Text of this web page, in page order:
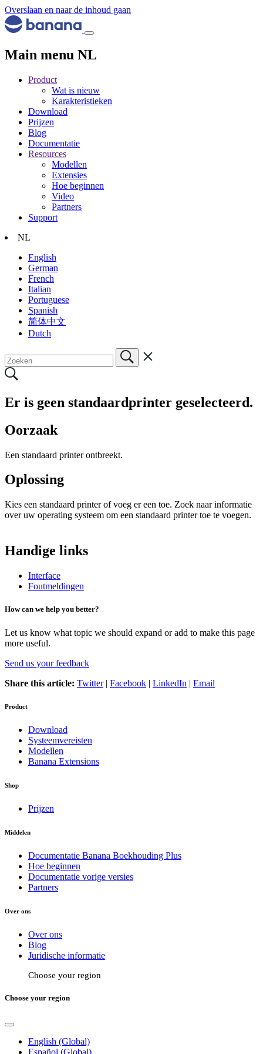
Overslaan en naar de inhoud gaan
Main menu NL
Product
Wat is nieuw
Karakteristieken
Download
Prijzen
Blog
Documentatie
Resources
Modellen
Extensies
Hoe beginnen
Video
Partners
Support
NL
English
German
French
Italian
Portuguese
Spanish
简体中文
Dutch
Er is geen standaardprinter geselecteerd.
Oorzaak
Een standaard printer ontbreekt.
Oplossing
Kies een standaard printer of voeg er een toe. Zoek naar informatie
over uw operating systeem om een standaard printer toe te voegen.
Handige links
Interface
Foutmeldingen
How can we help you better?
Let us know what topic we should expand or add to make this page
more useful.
Send us your feedback
Share this article: Twitter| Facebook | LinkedIn | Email
Product
Download
Systeemvereisten
Modellen
Banana Extensions
Shop
Prijzen
Middelen
Documentatie Banana Boekhouding Plus
Hoe beginnen
Documentatie vorige versies
Partners
Over ons
Over ons
Blog
Juridische informatie
Choose your region
Choose your region
English (Global)
Español (Global)